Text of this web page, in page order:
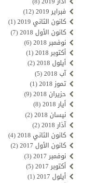
فبراير 2019
(12)
كانون الثاني 2019
(1)
كانون الأول 2018
(7)
نوفمبر 2018
(6)
أكتوبر 2018
(1)
أيلول 2018
(2)
آب 2018
(5)
تموز 2018
(1)
حزيران 2018
(9)
أيار 2018
(8)
نيسان 2018
(2)
آذار 2018
(2)
كانون الثاني 2018
(4)
كانون الأول 2017
(2)
نوفمبر 2017
(3)
أكتوبر 2017
(5)
أيلول 2017
(1)